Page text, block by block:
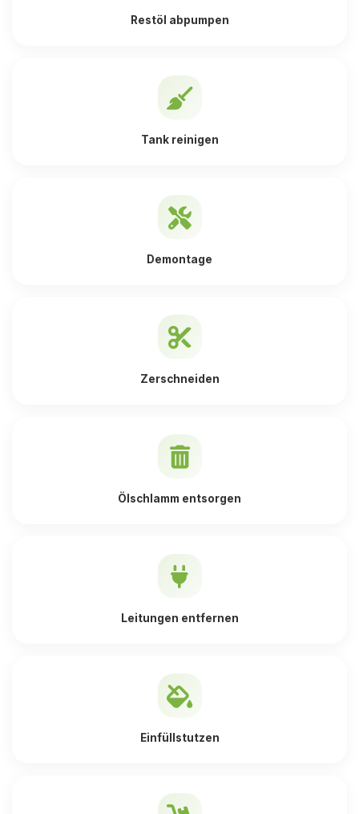
Restöl abpumpen
Tank reinigen
Demontage
Zerschneiden
Ölschlamm entsorgen
Leitungen entfernen
Einfüllstutzen